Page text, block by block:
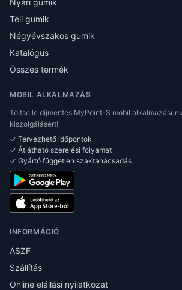
Téli gumik
Négyévszakos gumik
Katalógus
Összes termék
MOBIL ALKALMAZÁS
Töltse le díjmentes MyPoint-S mobil
kiszolgálásért!
✓ Tervezhető időpontok
✓ Átlátható szerelési folyamat
✓ Gyártó független szaktanácsadás
INFORMÁCIÓ
ÁSZF
Szállítás
Online elállási nyilatkozat